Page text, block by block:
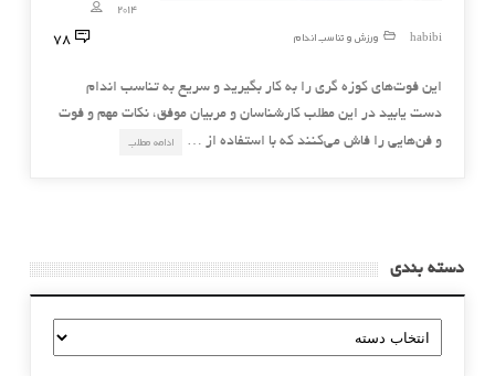
2014
habibi
ورزش و تناسب اندام 78
این فوت‌های کوزه گری را به کار بگیرید و سریع به تناسب اندام
دست یابید در این مطلب کارشناسان و مربیان موفق، نکات مهم و فوت
و فن‌هایی را فاش می‌کنند که با استفاده از …
ادامه مطلب
دسته بندی
دسته
بندی